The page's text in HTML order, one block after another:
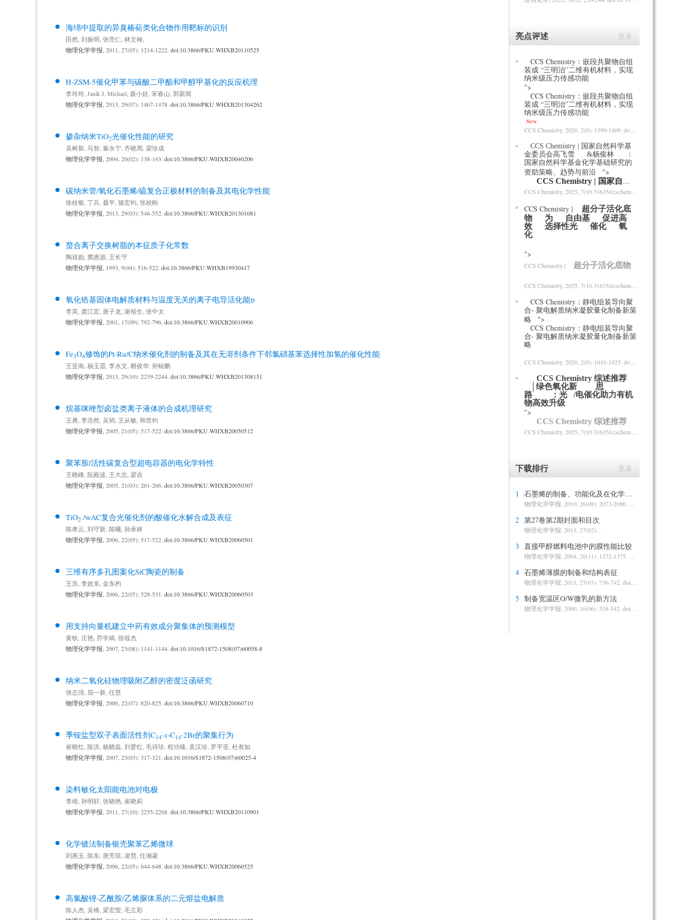
海绵中提取的异臭椿萜类化合物作用靶标的识别
田然 刘振明 张亮仁 林文翰
物理化学学报 , 2011, 27(05): 1214-1222. doi:10.3866/PKU.WHXB20110525
H-ZSM-5催化甲苯与碳酸二甲酯和甲醇甲基化的反应机理
李玲玲 Janik J. Michael 聂小娃 宋春山 郭新闻
物理化学学报 , 2013, 29(07): 1467-1478. doi:10.3866/PKU.WHXB201304262
掺杂纳米TiO2光催化性能的研究
吴树新 马智 秦永宁 齐晓周 梁珍成
物理化学学报 , 2004, 20(02): 138-143. doi:10.3866/PKU.WHXB20040206
碳纳米管/氧化石墨烯/硫复合正极材料的制备及其电化学性能
徐桂银 丁兵 聂平 骆宏钧 张校刚
物理化学学报 , 2013, 29(03): 546-552. doi:10.3866/PKU.WHXB201301081
螯合离子交换树脂的本征质子化常数
陶祖贻 窦惠源 王长守
物理化学学报 , 1993, 9(04): 516-522. doi:10.3866/PKU.WHXB19930417
氧化锆基固体电解质材料与温度无关的离子电导活化能
李英 龚江宏 唐子龙 谢裕生 张中太
物理化学学报 , 2001, 17(09): 792-796. doi:10.3866/PKU.WHXB20010906
Fe3O4修饰的Pt-Ru/C纳米催化剂的制备及其在无溶剂条件下邻氯硝基苯选择性加氢的催化性能
王亚南 杨玉霞 李永文 赖俊华 孙鲲鹏
物理化学学报 , 2013, 29(10): 2239-2244. doi:10.3866/PKU.WHXB201308151
烷基咪唑型卤盐类离子液体的合成机理研究
王勇 李浩然 吴韬 王从敏 韩世钧
物理化学学报 , 2005, 21(05): 517-522. doi:10.3866/PKU.WHXB20050512
聚苯胺/活性碳复合型超电容器的电化学特性
王晓峰 阮殿波 王大志 梁吉
物理化学学报 , 2005, 21(03): 261-266. doi:10.3866/PKU.WHXB20050307
TiO2 /wAC复合光催化剂的酸催化水解合成及表征
陈孝云 刘守新 陈曦 孙承林
物理化学学报 , 2006, 22(05): 517-522. doi:10.3866/PKU.WHXB20060501
三维有序多孔图案化SiC陶瓷的制备
王浩 李效东 金东杓
物理化学学报 , 2006, 22(05): 528-531. doi:10.3866/PKU.WHXB20060503
用支持向量机建立中药有效成分聚集体的预测模型
黄钦 庄艳 乔学斌 徐筱杰
物理化学学报 , 2007, 23(08): 1141-1144. doi:10.1016/S1872-1508(07)60058-8
纳米二氧化硅物理吸附乙醇的密度泛函研究
张志强 屈一新 任慧
物理化学学报 , 2006, 22(07): 820-825. doi:10.3866/PKU.WHXB20060710
季铵盐型双子表面活性剂C14-s-C14·2Br的聚集行为
崔晓红 陈洪 杨晓焱 刘爱红 毛诗珍 程功臻 袁汉珍 罗平亚 杜有如
物理化学学报 , 2007, 23(03): 317-321. doi:10.1016/S1872-1508(07)60025-4
染料敏化太阳能电池对电极
李靖 孙明轩 张晓艳 崔晓莉
物理化学学报 , 2011, 27(10): 2255-2268. doi:10.3866/PKU.WHXB20110901
化学镀法制备银壳聚苯乙烯微球
刘惠玉 陈东 唐芳琼 凌慧 任湘菱
物理化学学报 , 2006, 22(05): 644-648. doi:10.3866/PKU.WHXB20060525
高氯酸锂-乙酰胺/乙烯脲体系的二元熔盐电解质
陈人杰 吴锋 梁宏莹 毛立彩
亮点评述 更多
CCS Chemistry：嵌段共聚物自组
装成 “三明治”二维有机材料，实现
纳米级压力传感功能
">
CCS Chemistry：嵌段共聚物自组
装成 “三明治”二维有机材料，实现
纳米级压力传感功能
New
CCS Chemistry, 2020, 2(0): 1399-1409. doi:10.31635/ccschem.020.202000297
CCS Chemistry | 国家自然科学基
金委员会高飞雪
&杨俊林
：
国家自然科学基金化学基础研究的
资助策略、趋势与前沿
">
CCS Chemistry | 国家自然科学基金委员会高飞雪
CCS Chemistry, 2025, 7(10.31635/ccschem.025.202405124): .
CCS Chemistry |
超分子活化底
物
为 自由基
促进高
效
选择性光 催化
氧
化
">
CCS Chemistry | 超分子活化底物
CCS Chemistry, 2025, 7(10.31635/ccschem.025.202405229): .
CCS Chemistry：静电组装导向聚
合- 聚电解质纳米凝胶量化制备新策
略
">
CCS Chemistry：静电组装导向聚
合- 聚电解质纳米凝胶量化制备新策
略
CCS Chemistry, 2020, 2(0): 1016-1025. doi:10.31635/ccschem.020.202000354
CCS Chemistry 综述推荐
│绿色氧化新
思
路
：光
/电催化助力有机
物高效升级
">
CCS Chemistry 综述推荐
CCS Chemistry, 2025, 7(10.31635/ccschem.024.202405369): .
下载排行 更多
1 石墨烯的制备、功能化及在化学中的应用
物理化学学报 , 2010, 26(08): 2073-2086.
2 第27卷第2期封面和目次
物理化学学报 , 2011, 27(02): .
3 直接甲醇燃料电池中的膜性能比较
物理化学学报 , 2004, 20(11): 1372-1375.
4 石墨烯薄膜的制备和结构表征
物理化学学报 , 2011, 27(03): 736-742. doi:10.3866/PKU.WHXB20110320
5 制备宽温区O/W微乳的新方法
物理化学学报 , 2000, 16(06): 538-542. doi:10.3866/PKU.WHXB20000612